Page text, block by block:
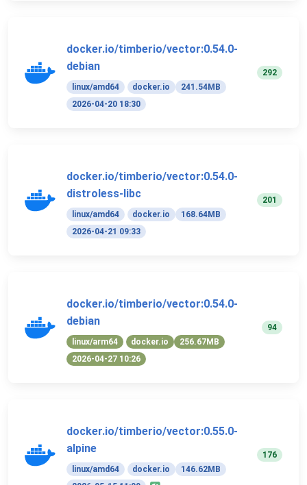
docker.io/timberio/vector:0.54.0-
debian
linux/amd64 docker.io
241.54MB
2026-04-20 18:30
292
docker.io/timberio/vector:0.54.0-
distroless-libc
linux/amd64 docker.io
168.64MB
2026-04-21 09:33
201
docker.io/timberio/vector:0.54.0-
debian
linux/arm64 docker.io
256.67MB
2026-04-27 10:26
94
docker.io/timberio/vector:0.55.0-
alpine
linux/amd64 docker.io
146.62MB
176